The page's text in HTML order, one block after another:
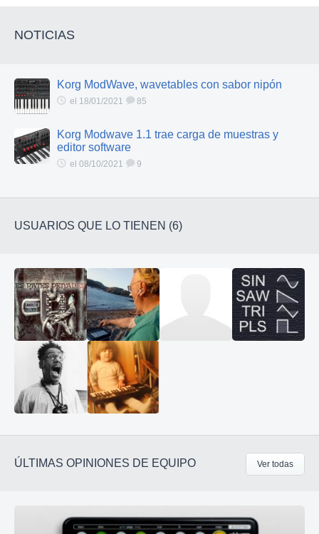
NOTICIAS
Korg ModWave, wavetables con sabor nipón
el 18/01/2021 85
Korg Modwave 1.1 trae carga de muestras y
editor software
el 08/10/2021 9
USUARIOS QUE LO TIENEN (6)
ÚLTIMAS OPINIONES DE EQUIPO Ver todas